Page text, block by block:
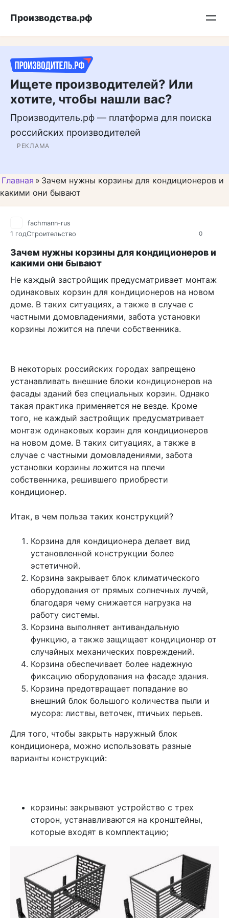
Подписывайтесь на нас в MAX
Производства.рф
Ищете производителей? Или
хотите, чтобы нашли вас?
Производитель.рф — платформа для поиска
российских производителей
РЕКЛАМА
Главная » Зачем нужны корзины для кондиционеров и
какими они бывают
0
fachmann-rus
1 годСтроительство
Зачем нужны корзины для кондиционеров и
какими они бывают
Не каждый застройщик предусматривает монтаж
одинаковых корзин для кондиционеров на новом
доме. В таких ситуациях, а также в случае с
частными домовладениями, забота установки
корзины ложится на плечи собственника.
В некоторых российских городах запрещено
устанавливать внешние блоки кондиционеров на
фасады зданий без специальных корзин. Однако
такая практика применяется не везде. Кроме
того, не каждый застройщик предусматривает
монтаж одинаковых корзин для кондиционеров
на новом доме. В таких ситуациях, а также в
случае с частными домовладениями, забота
установки корзины ложится на плечи
собственника, решившего приобрести
кондиционер.
Итак, в чем польза таких конструкций?
Корзина для кондиционера делает вид
установленной конструкции более
эстетичной.
Корзина закрывает блок климатического
оборудования от прямых солнечных лучей,
благодаря чему снижается нагрузка на
работу системы.
Корзина выполняет антивандальную
функцию, а также защищает кондиционер от
случайных механических повреждений.
Корзина обеспечивает более надежную
фиксацию оборудования на фасаде здания.
Корзина предотвращает попадание во
внешний блок большого количества пыли и
мусора: листвы, веточек, птичьих перьев.
Для того, чтобы закрыть наружный блок
кондиционера, можно использовать разные
варианты конструкций:
корзины: закрывают устройство с трех
сторон, устанавливаются на кронштейны,
которые входят в комплектацию;